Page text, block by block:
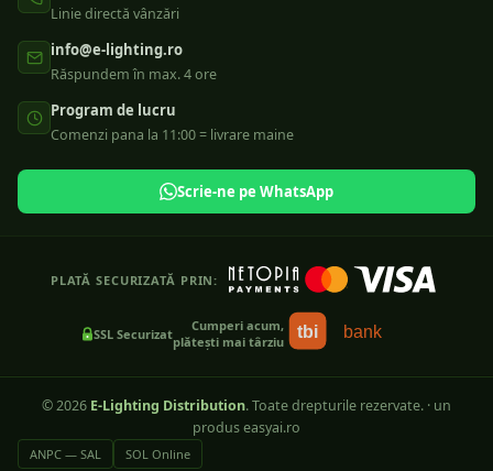
Linie directă vânzări
info@e-lighting.ro
Răspundem în max. 4 ore
Program de lucru
Comenzi pana la 11:00 = livrare maine
Scrie-ne pe WhatsApp
PLATĂ SECURIZATĂ PRIN:
SSL Securizat
Cumperi acum,
plătești mai târziu
tbi bank
©2026 E-Lighting Distribution. Toate drepturile rezervate. · un
produs easyai.ro
ANPC — SAL SOL Online